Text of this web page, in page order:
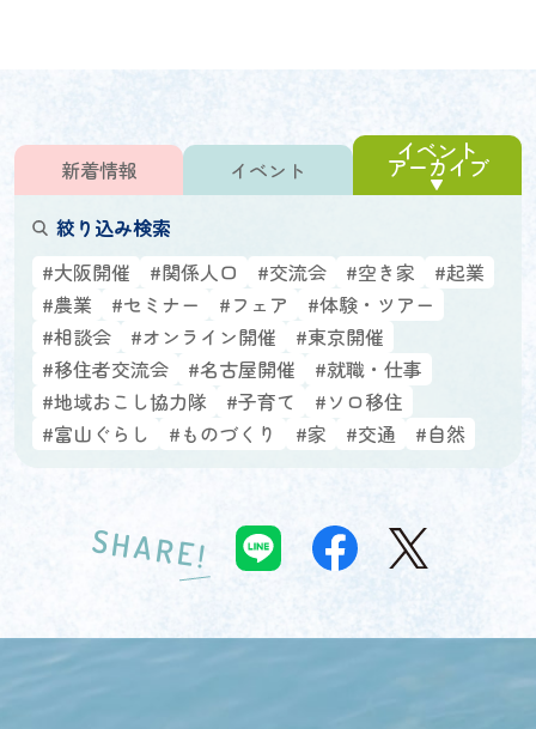
新着情報 イベント
イベント
アーカイブ
絞り込み検索
#大阪開催
#関係人口 #交流会 #空き家
#起業
#農業
#セミナー #フェア
#体験・ツアー
#相談会
#オンライン開催
#東京開催
#移住者交流会
#名古屋開催
#就職・仕事
#地域おこし協力隊
#子育て
#ソロ移住
#富山ぐらし
#ものづくり #家 #交通 #自然
SHARE!